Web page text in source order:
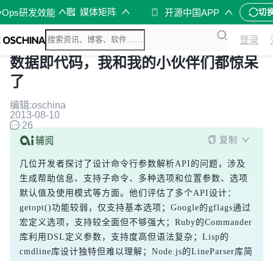
研发效能 媒体矩阵 开源中国APP 切
登录
数据即代码，我和我的小伙伴们都惊呆
了
编辑:oschina
2013-08-10
26
复制
几位开发者探讨了设计命令行参数解析API的问题，涉及
生成帮助信息、支持子命令、多种选项和位置参数、选项
默认值及使用模式等方面。他们评估了多个API设计：
getopt()功能较弱，仅支持基本选项；Google的gflags通过
宏定义选项，支持较全面但不够强大；Ruby的Commander
库利用DSL定义参数，支持度高但语法复杂；Lisp的
cmdline库设计独特但难以理解；Node.js的LineParser库简